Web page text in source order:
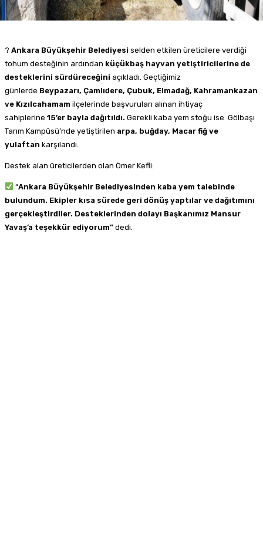
? Ankara Büyükşehir Belediyesi selden etkilen üreticilere verdiği
tohum desteğinin ardından küçükbaş hayvan yetiştiricilerine de
desteklerini sürdüreceğini açıkladı. Geçtiğimiz
günlerde Beypazarı, Çamlıdere, Çubuk, Elmadağ, Kahramankazan
ve Kızılcahamam ilçelerinde başvuruları alınan ihtiyaç
sahiplerine 15’er bayla dağıtıldı. Gerekli kaba yem stoğu ise Gölbaşı
Tarım Kampüsü’nde yetiştirilen arpa, buğday, Macar fiğ ve
yulaftan karşılandı.
Destek alan üreticilerden olan Ömer Kefli:
“Ankara Büyükşehir Belediyesinden kaba yem talebinde
bulundum. Ekipler kısa sürede geri dönüş yaptılar ve dağıtımını
gerçekleştirdiler. Desteklerinden dolayı Başkanımız Mansur
Yavaş’a teşekkür ediyorum” dedi.